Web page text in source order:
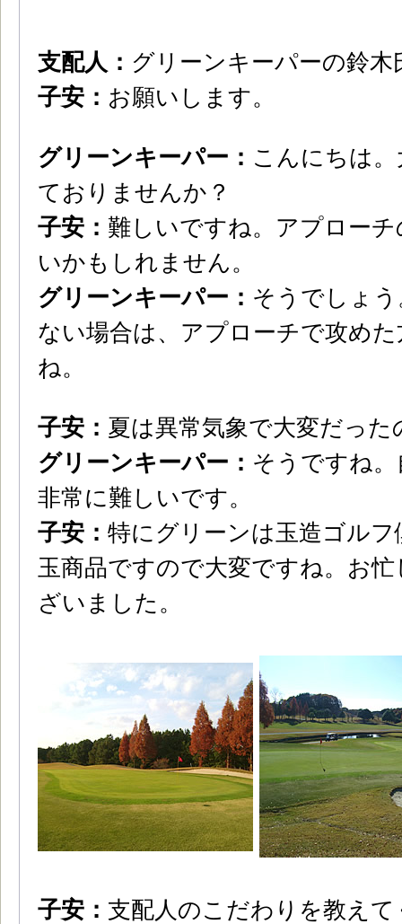
支配人： グリーンキーパーの鈴
子安： お願いします。
グリーンキーパー： こんにちは
ておりませんか？
子安： 難しいですね。アプロー
いかもしれません。
グリーンキーパー： そうでしょ
ない場合は、アプローチで攻め
ね。
子安： 夏は異常気象で大変だった
グリーンキーパー： そうですね
非常に難しいです。
子安： 特にグリーンは玉造ゴル
玉商品ですので大変ですね。お
ざいました。
子安： 支配人のこだわりを教え